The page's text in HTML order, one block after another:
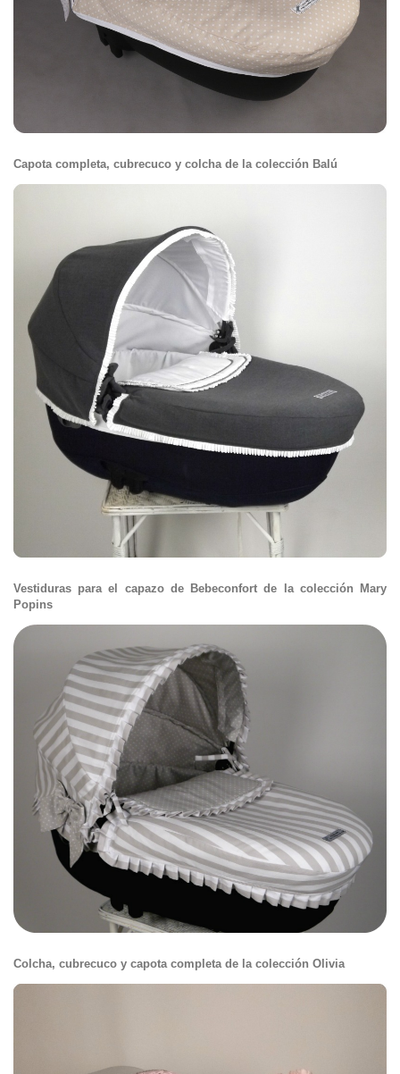
Capota completa, cubrecuco y colcha de la colección Balú
Vestiduras para el capazo de Bebeconfort de la colección Mary
Popins
Colcha, cubrecuco y capota completa de la colección Olivia